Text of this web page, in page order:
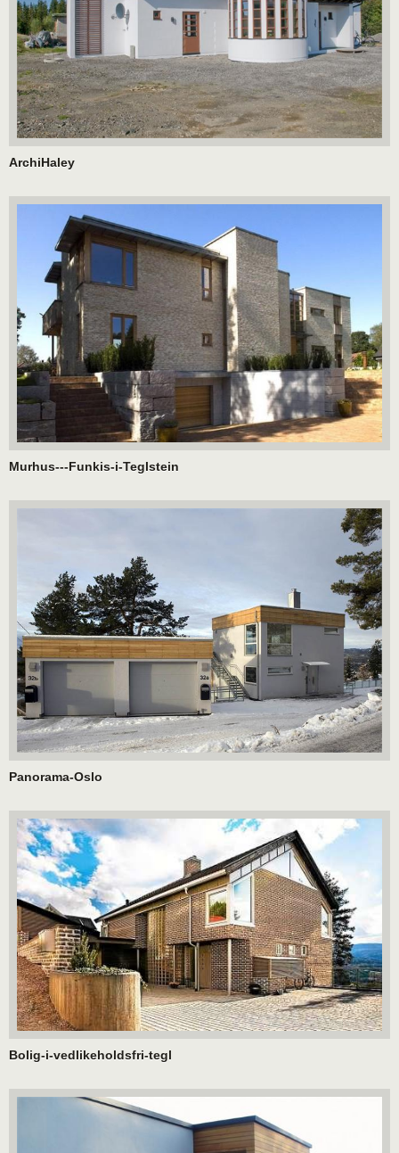
ArchiHaley
Murhus---Funkis-i-Teglstein
Panorama-Oslo
Bolig-i-vedlikeholdsfri-tegl